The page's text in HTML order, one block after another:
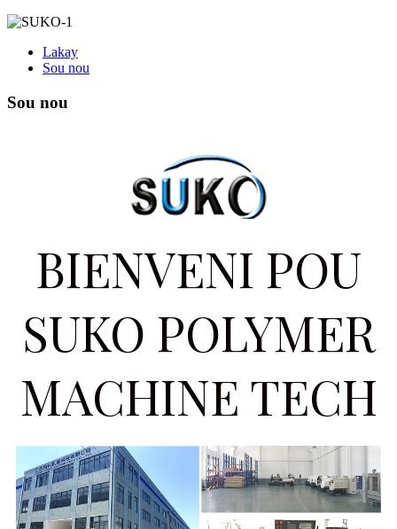
Lakay
Sou nou
Sou nou
BIENVENI POU
SUKO POLYMER
MACHINE TECH